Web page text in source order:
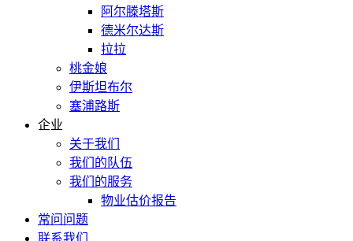
阿尔滕塔斯
德米尔达斯
拉拉
桃金娘
伊斯坦布尔
塞浦路斯
企业
关于我们
我们的队伍
我们的服务
物业估价报告
常问问题
联系我们